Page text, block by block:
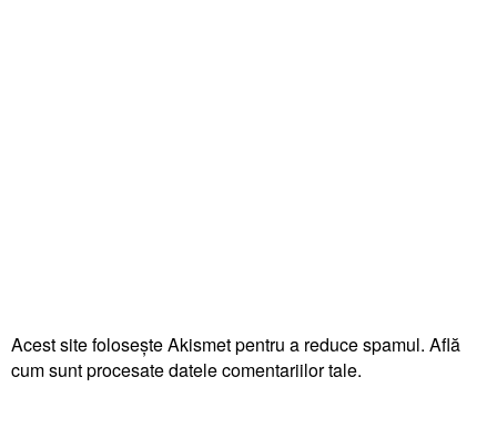
Acest site folosește Akismet pentru a reduce spamul. Află
cum sunt procesate datele comentariilor tale.